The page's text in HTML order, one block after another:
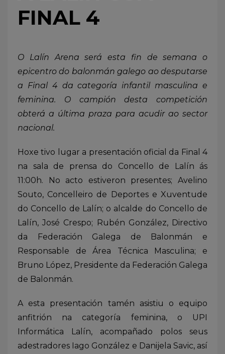
FINAL 4
O Lalín Arena será esta fin de semana o
epicentro do balonmán galego ao desputarse
a Final 4 da categoría infantil masculina e
feminina. O campión desta competición
obterá a última praza para acudir ao sector
nacional.
Hoxe tivo lugar a presentación oficial da Final 4
na sala de prensa do Concello de Lalín ás
11:00h. No acto estiveron presentes; Avelino
Souto, Concelleiro de Deportes e Xuventude
do Concello de Lalín; o alcalde do Concello de
Lalín, José Crespo; Rubén González, Directivo
da Federación Galega de Balonmán e
Responsable de Área Técnica Masculina; e
Bruno López, Presidente da Federación Galega
de Balonmán.
A esta presentación tamén asistiu o equipo
anfitrión na categoría feminina, o UPI
Informática Lalín, acompañado polos seus
adestradores Iago González e Danijela Savic, así